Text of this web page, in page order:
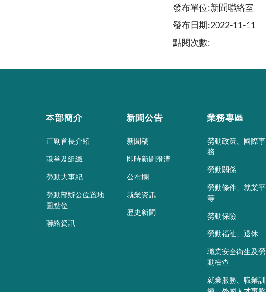
發布單位:新聞聯絡室
發布日期:2022-11-11
點閱次數:
本部簡介
正副首長介紹
職掌及組織
勞動大事紀
勞動部辦公位置地
圖點位
聯絡資訊
新聞公告
新聞稿
即時新聞澄清
公布欄
就業資訊
歷史新聞
業務專區
勞動政策、國際事
務
勞動關係
勞動條件、就業平
等
勞動保險
勞動福祉、退休
職業安全衛生及勞
動檢查
就業服務、職業訓